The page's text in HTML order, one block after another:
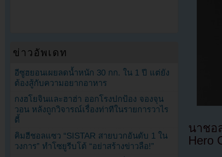
นาชอ
Hero
ข่าวอัพเดท
อีซูฮยอนเผยลดน้ำหนัก 30 กก. ใน 1 ปี แต่ยัง
ต้องสู้กับความอยากอาหาร
กงฮโยจินและฮาฮ่า ออกโรงปกป้อง จองจุน
วอน หลังถูกวิจารณ์เรื่องท่าทีในรายการวาไร
ตี้
คิมฮีชอลแซว “SISTAR สายบวกอันดับ 1 ใน
วงการ” ทำโซยูรีบโต้ “อย่าสร้างข่าวลือ!”